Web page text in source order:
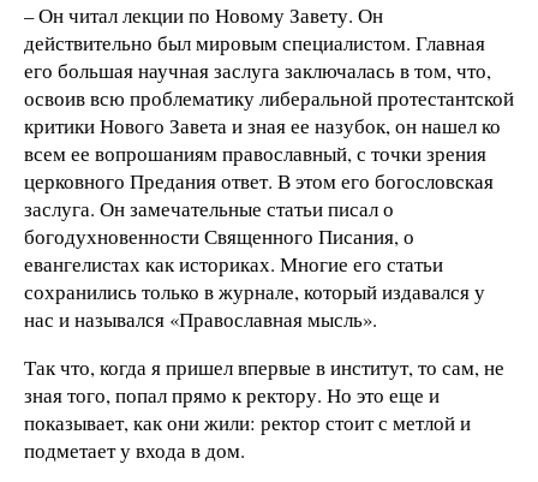
– Он читал лекции по Новому Завету. Он
действительно был мировым специалистом. Главная
его большая научная заслуга заключалась в том, что,
освоив всю проблематику либеральной протестантской
критики Нового Завета и зная ее назубок, он нашел ко
всем ее вопрошаниям православный, с точки зрения
церковного Предания ответ. В этом его богословская
заслуга. Он замечательные статьи писал о
богодухновенности Священного Писания, о
евангелистах как историках. Многие его статьи
сохранились только в журнале, который издавался у
нас и назывался «Православная мысль».
Так что, когда я пришел впервые в институт, то сам, не
зная того, попал прямо к ректору. Но это еще и
показывает, как они жили: ректор стоит с метлой и
подметает у входа в дом.